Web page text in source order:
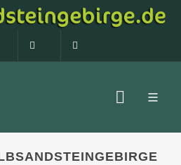
0160 99873408